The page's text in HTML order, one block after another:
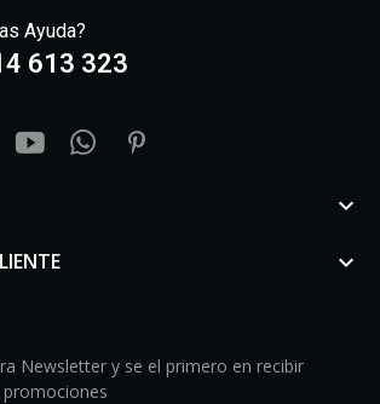
Ayuda?
613 323


Newsletter y se el primero en recibir